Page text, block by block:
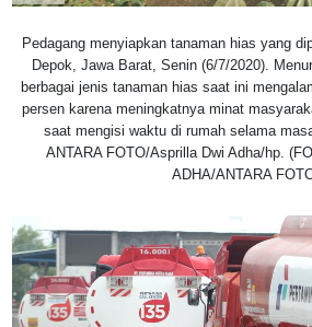
Pedagang menyiapkan tanaman hias yang
Depok, Jawa Barat, Senin (6/7/2020).
berbagai jenis tanaman hias saat ini
persen karena meningkatnya minat
saat mengisi waktu di rumah selama
ANTARA FOTO/Asprilla Dwi Adha/hp.
ADHA/ANTARA